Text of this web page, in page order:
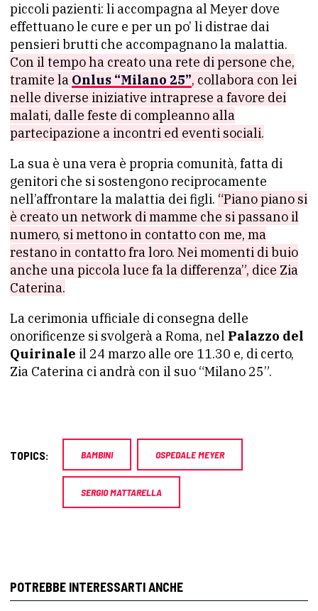
piccoli pazienti: li accompagna al Meyer dove
effettuano le cure e per un po’ li distrae dai
pensieri brutti che accompagnano la malattia.
Con il tempo ha creato una rete di persone che,
tramite la Onlus “Milano 25”, collabora con lei
nelle diverse iniziative intraprese a favore dei
malati, dalle feste di compleanno alla
partecipazione a incontri ed eventi sociali.
La sua è una vera è propria comunità, fatta di
genitori che si sostengono reciprocamente
nell’affrontare la malattia dei figli. “Piano piano si
è creato un network di mamme che si passano il
numero, si mettono in contatto con me, ma
restano in contatto fra loro. Nei momenti di buio
anche una piccola luce fa la differenza”, dice Zia
Caterina.
La cerimonia ufficiale di consegna delle
onorificenze si svolgerà a Roma, nel Palazzo del
Quirinale il 24 marzo alle ore 11.30 e, di certo,
Zia Caterina ci andrà con il suo “Milano 25”.
TOPICS: BAMBINI OSPEDALE MEYER
SERGIO MATTARELLA
POTREBBE INTERESSARTI ANCHE